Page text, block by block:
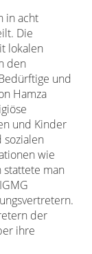
in acht
Die
lokalen
den
und
Hamza
und Kinder
wie
stattete man
der
ihre